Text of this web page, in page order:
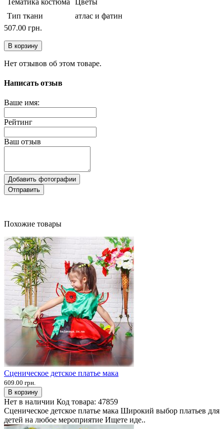
Тип ткани
атлас и фатин
507.00 грн.
В корзину
Нет отзывов об этом товаре.
Написать отзыв
Ваше имя:
Рейтинг
Ваш отзыв
Добавить фотографии
Отправить
Похожие товары
Сценическое детское платье мака
609.00 грн.
В корзину
Нет в наличии Код товара: 47859
Сценическое детское платье мака Широкий выбор платьев для
детей на любое мероприятие Ищете иде..